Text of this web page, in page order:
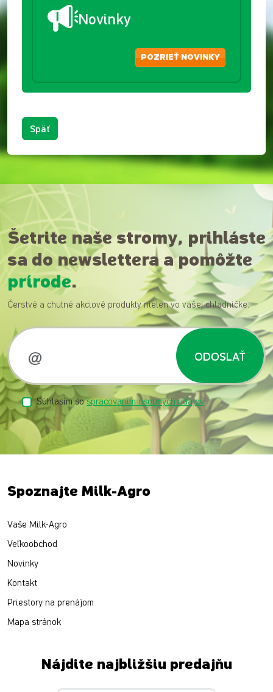
Novinky
POZRIEŤ NOVINKY
Späť
Šetrite naše stromy, prihláste
sa do newslettera a pomôžte
prírode.
Čerstvé a chutné akciové produkty nielen vo vašej chladničke.
ODOSLAŤ
Súhlasím sospracovaním osobných údajov
Spoznajte Milk-Agro
Vaše Milk-Agro
Veľkoobchod
Novinky
Kontakt
Priestory na prenájom
Mapa stránok
Nájdite najbližšiu predajňu